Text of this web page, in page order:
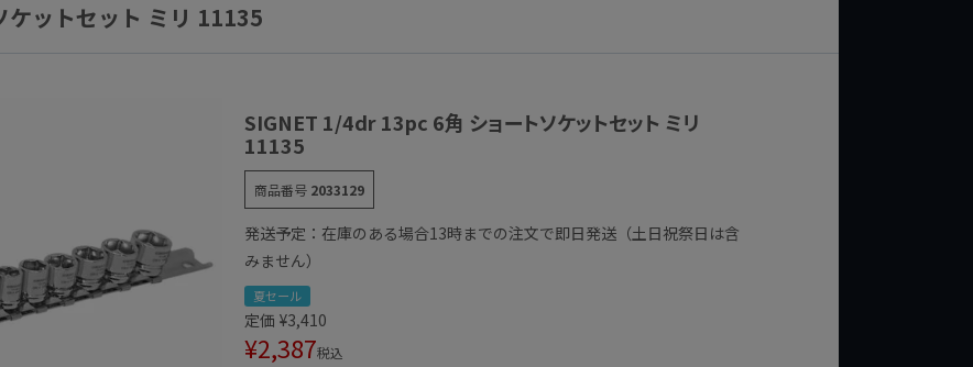
ットセット ミリ 11135
SIGNET 1/4dr 13pc 6角 ショートソケットセット ミリ
11135
商品番号 2033129
発送予定：在庫のある場合13時までの注文で即日発送（土日祝祭日は含
みません）
夏セール
定価 ¥3,410
¥2,387税込